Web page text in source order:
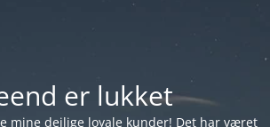
er lukket
mine dejlige loyale kunder! Det har været